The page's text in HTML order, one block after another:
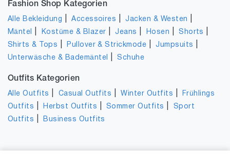
Fashion Shop Kategorien
Alle Bekleidung |Accessoires |Jacken & Westen
Mäntel Kostüme & Blazer |Jeans Hosen |Shorts
Shirts & Tops Pullover & Strickmode |Jumpsuits
Unterwäsche & Bademäntel |Schuhe
Outfits Kategorien
Alle Outfits Casual Outfits |Winter Outfits
Frühlings
Outfits
Herbst Outfits Sommer Outfits
Sport
Outfits
Business Outfits